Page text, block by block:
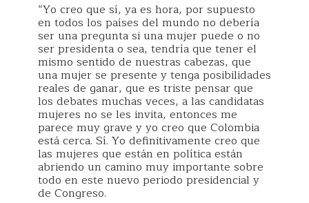
“Yo creo que sí, ya es hora, por supuesto
en todos los países del mundo no debería
ser una pregunta si una mujer puede o no
ser presidenta o sea, tendría que tener el
mismo sentido de nuestras cabezas, que
una mujer se presente y tenga posibilidades
reales de ganar, que es triste pensar que
los debates muchas veces, a las candidatas
mujeres no se les invita, entonces me
parece muy grave y yo creo que Colombia
está cerca. Sí. Yo definitivamente creo que
las mujeres que están en política están
abriendo un camino muy importante sobre
todo en este nuevo periodo presidencial y
de Congreso.